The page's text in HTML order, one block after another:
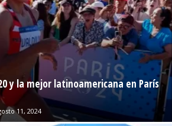
y la mejor latinoamericana en París
11, 2024